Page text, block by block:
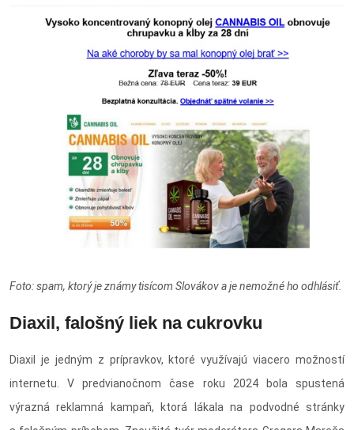
Foto: spam, ktorý je známy tisícom Slovákov a je nemožné ho odhlásiť.
Diaxil, falošný liek na cukrovku
Diaxil je jedným z prípravkov, ktoré využívajú viacero možností
internetu. V predvianočnom čase roku 2024 bola spustená
výrazná reklamná kampaň, ktorá lákala na podvodné stránky